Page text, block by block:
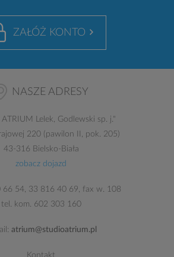
ZAŁÓŻ KONTO
NASZE ADRESY
Lelek, Godlewski sp. j."
220 (pawilon II, pok. 205)
43-316 Bielsko-Biała
zobacz dojazd
66 54, 33 816 40 69, fax w. 108
tel. kom. 602 303 160
atrium@studioatrium.pl
Kontakt